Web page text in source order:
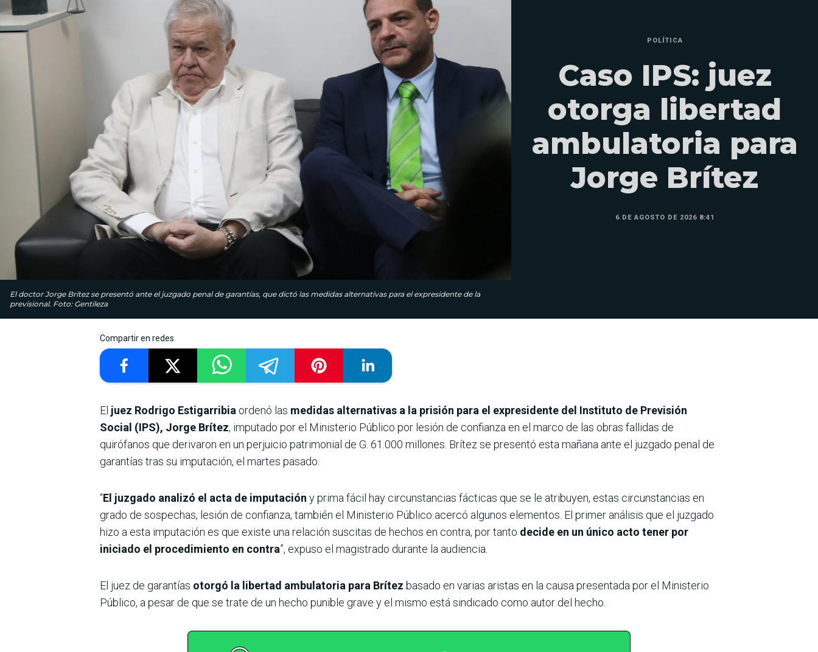
El doctor Jorge Brítez se presentó ante el juzgado penal de garantías, que dictó las medidas alternativas para el expresidente de la
previsional. Foto: Gentileza
POLÍTICA
Caso IPS: juez
otorga libertad
ambulatoria para
Jorge Brítez
6 DE AGOSTO DE 2026 8:41
Compartir en redes
El juez Rodrigo Estigarribia ordenó las medidas alternativas a la prisión para el expresidente del Instituto de Previsión
Social (IPS), Jorge Brítez, imputado por el Ministerio Público por lesión de confianza en el marco de las obras fallidas de
quirófanos que derivaron en un perjuicio patrimonial de G. 61.000 millones. Brítez se presentó esta mañana ante el juzgado penal de
garantías tras su imputación, el martes pasado.
“El juzgado analizó el acta de imputación y prima fácil hay circunstancias fácticas que se le atribuyen, estas circunstancias en
grado de sospechas, lesión de confianza, también el Ministerio Público acercó algunos elementos. El primer análisis que el juzgado
hizo a esta imputación es que existe una relación suscitas de hechos en contra, por tanto decide en un único acto tener por
iniciado el procedimiento en contra”, expuso el magistrado durante la audiencia.
El juez de garantías otorgó la libertad ambulatoria para Brítez basado en varias aristas en la causa presentada por el Ministerio
Público, a pesar de que se trate de un hecho punible grave y el mismo está sindicado como autor del hecho.